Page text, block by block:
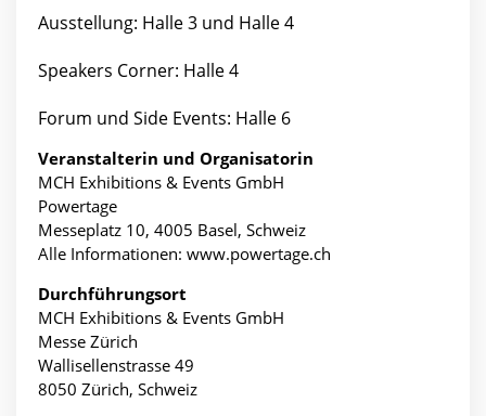
Ausstellung: Halle 3 und Halle 4
Speakers Corner: Halle 4
Forum und Side Events: Halle 6
Veranstalterin und Organisatorin
MCH Exhibitions & Events GmbH
Powertage
Messeplatz 10, 4005 Basel, Schweiz
Alle Informationen: www.powertage.ch
Durchführungsort
MCH Exhibitions & Events GmbH
Messe Zürich
Wallisellenstrasse 49
8050 Zürich, Schweiz